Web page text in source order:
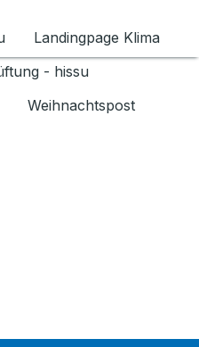
Landingpage Klima
- hissu
Weihnachtspost